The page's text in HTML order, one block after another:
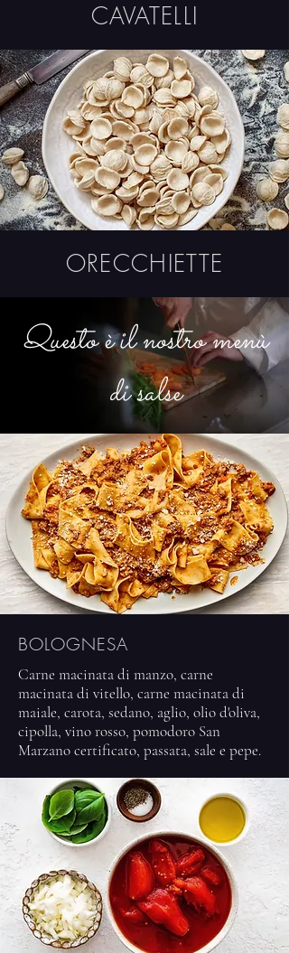
CAVATELLI
ORECCHIETTE
Questo è il nostro menù
di salse
BOLOGNESA
Carne macinata di manzo, carne
macinata di vitello, carne macinata di
maiale, carota, sedano, aglio, olio d'oliva,
cipolla, vino rosso, pomodoro San
Marzano certificato, passata, sale e pepe.